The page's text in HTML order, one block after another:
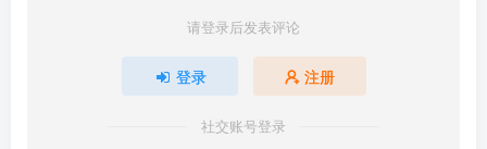
请登录后发表评论
登录 注册
社交账号登录